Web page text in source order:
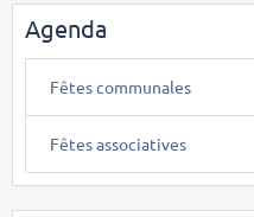
Agenda
Fêtes communales
Fêtes associatives